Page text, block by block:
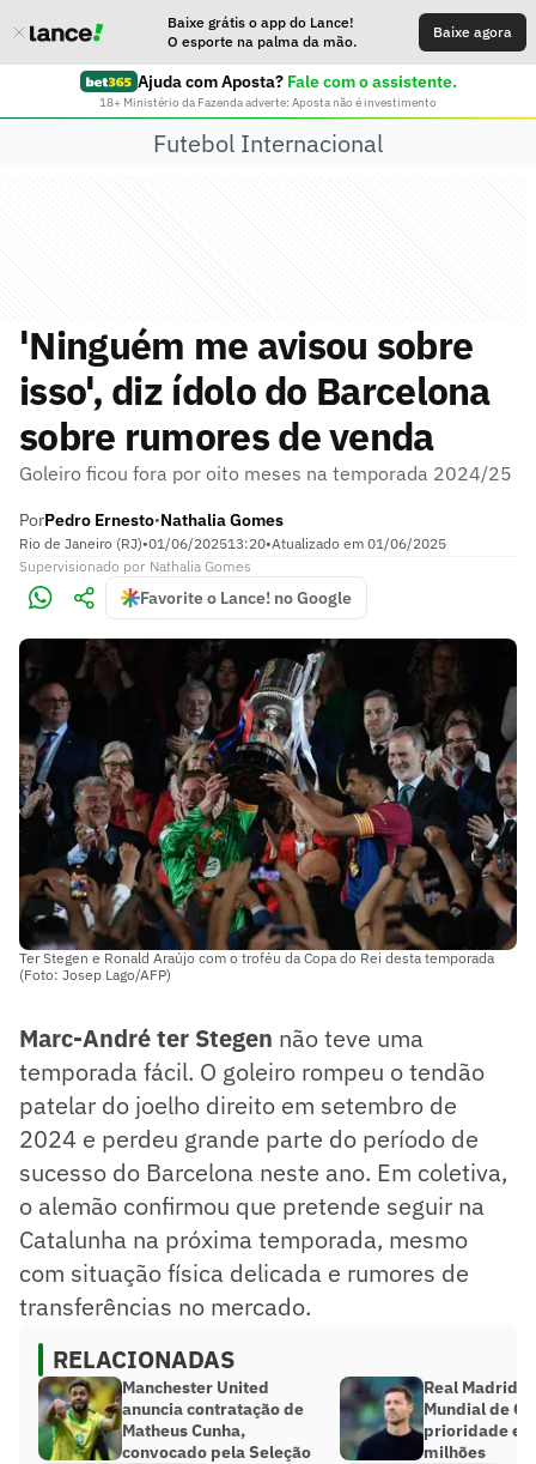
Baixe grátis o app do Lance!
O esporte na palma da mão.
Baixe agora
Ajuda com Aposta? Fale com o assistente.
18+ Ministério da Fazenda adverte: Aposta não é investimento
Futebol Internacional
'Ninguém me avisou sobre
isso', diz ídolo do Barcelona
sobre rumores de venda
Goleiro ficou fora por oito meses na temporada 2024/25
PorPedro Ernesto•Nathalia Gomes
Rio de Janeiro (RJ)•01/06/202513:20•Atualizado em 01/06/2025
Supervisionado por Nathalia Gomes
Favorite o Lance! no Google
Ter Stegen e Ronald Araújo com o troféu da Copa do Rei desta temporada
(Foto: Josep Lago/AFP)
Marc-André ter Stegen não teve uma
temporada fácil. O goleiro rompeu o tendão
patelar do joelho direito em setembro de
2024 e perdeu grande parte do período de
sucesso do Barcelona neste ano. Em coletiva,
o alemão confirmou que pretende seguir na
Catalunha na próxima temporada, mesmo
com situação física delicada e rumores de
transferências no mercado.
RELACIONADAS
Manchester United
anuncia contratação de
Matheus Cunha,
convocado pela Seleção
Real Madrid
Mundial de
prioridade e
milhões